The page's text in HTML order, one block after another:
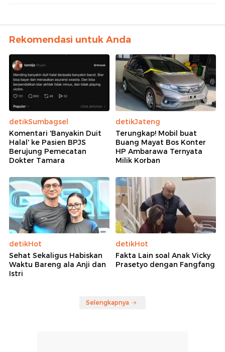
Rekomendasi untuk Anda
detikSumbagsel
Komentari 'Banyakin Duit
Halal' ke Pasien BPJS
Berujung Pemecatan
Dokter Tamara
detikJateng
Terungkap! Mobil buat
Buang Mayat Bos Konter
HP Ambarawa Ternyata
Milik Korban
detikHot
Sehat Sekaligus Habiskan
Waktu Bareng ala Anji dan
Istri
detikHot
Fakta Lain soal Anak Vicky
Prasetyo dengan Fangfang
Selengkapnya